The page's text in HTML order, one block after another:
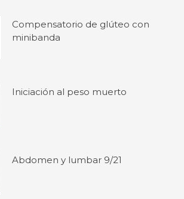
Compensatorio de glúteo con
minibanda
Iniciación al peso muerto
Abdomen y lumbar 9/21